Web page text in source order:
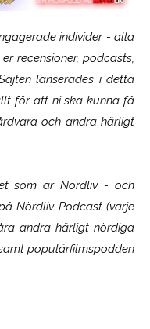
individer - alla
recensioner, podcasts,
lanserades i detta
för att ni ska kunna få
och andra härligt
som ärNördliv- och
Nördliv Podcast (varje
andra härligt nördiga
populärfilmspodden